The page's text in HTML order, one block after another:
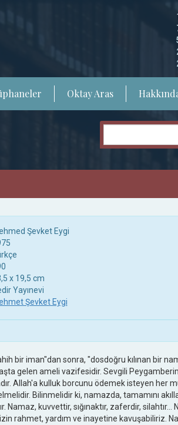
Oktay Aras
Şevket Eygi
x 19,5 cm
Yayınevi
Şevket Eygi
bir iman"dan sonra, "dosdoğru kılınan bir
gelen ameli vazifesidir. Sevgili
Allah'a kulluk borcunu ödemek isteyen her
Bilinmelidir ki, namazda, tamamını
Namaz, kuvvettir, sığınaktır, zaferdir, silahtır...
rahmet, yardım ve inayetine kavuşabiliriz.